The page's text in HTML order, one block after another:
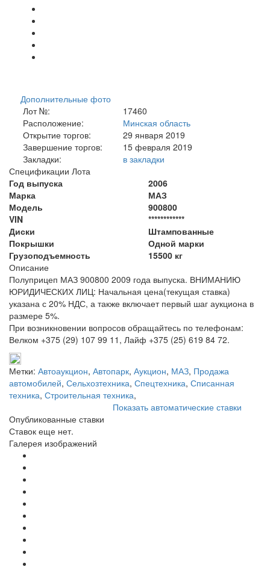
Дополнительные фото
Лот №:
17460
Расположение:
Минская область
Открытие торгов:
29 января 2019
Завершение торгов:
15 февраля 2019
Закладки:
в закладки
Спецификации Лота
Год выпуска
2006
Марка
МАЗ
Модель
900800
VIN
************
Диски
Штампованные
Покрышки
Одной марки
Грузоподъемность
15500 кг
Описание
Полуприцеп МАЗ 900800 2009 года выпуска. ВНИМАНИЮ
ЮРИДИЧЕСКИХ ЛИЦ: Начальная цена(текущая ставка)
указана с 20% НДС, а также включает первый шаг аукциона в
размере 5%.
При возникновении вопросов обращайтесь по телефонам:
Велком +375 (29) 107 99 11, Лайф +375 (25) 619 84 72.
Метки: Автоаукцион, Автопарк, Аукцион, МАЗ, Продажа
автомобилей, Сельхозтехника, Спецтехника, Списанная
техника, Строительная техника,
Показать автоматические ставки
Опубликованные ставки
Ставок еще нет.
Галерея изображений